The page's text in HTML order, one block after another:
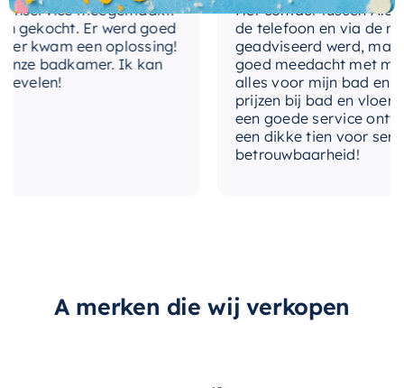
meegemaakt!
Er werd goed
kwam een oplossing!
badkamer. Ik kan
Het contact tussen Alex
de telefoon en via de
geadviseerd werd, maar
goed meedacht met mij.
alles voor mijn bad en
prijzen bij bad en vloer
een goede service
een dikke tien voor
betrouwbaarheid!
A merken die wij verkopen